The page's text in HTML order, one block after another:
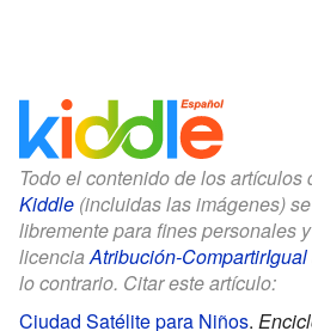
Todo el contenido de los artículos
Kiddle (incluidas las imágenes)
libremente para fines personales
licenciaAtribución-CompartirIgual
lo contrario. Citar este artículo:
Ciudad Satélite para Niños.